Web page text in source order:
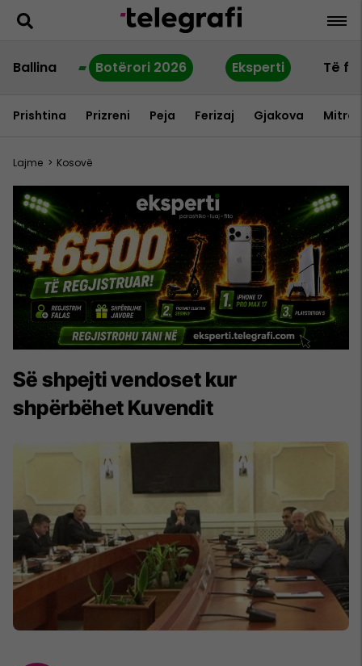
Ballina Botërori 2026 Eksperti Të
Prishtina Prizreni Peja Ferizaj Gjakova
Lajme > Kosovë
Së shpejti vendoset kur
shpërbëhet Kuvendit